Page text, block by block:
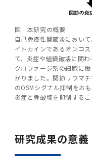
図 本研究の概要
自己免疫性関節炎におい
イトカインであるオンコ
て、炎症や組織破壊に関
クロファージ系の細胞に
かりました。関節リウマ
のOSMシグナル抑制をお
炎症と骨破壊を抑制する
研究成果の意義